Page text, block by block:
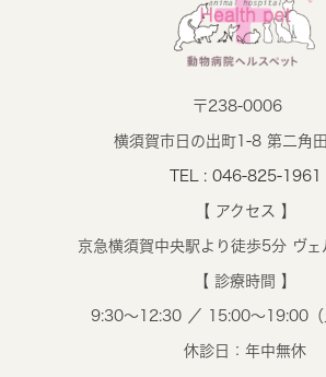
〒238-0006
横須賀市日の出町1-8 第二角
TEL : 046-825-1961
【 アクセス 】
京急横須賀中央駅より徒歩5分 ヴェ
【 診療時間 】
9:30～12:30 ／ 15:00～19:00（
休診日：年中無休